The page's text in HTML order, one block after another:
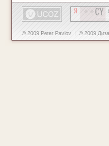
© 2009 Peter Pavlov | © 2009